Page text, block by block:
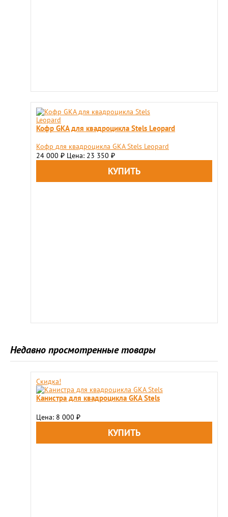
Кофр GKA для квадроцикла Stels Leopard
Кофр для квадроцикла GKA Stels Leopard
24 000 ₽ Цена: 23 350 ₽
Недавно просмотренные товары
Скидка!
Канистра для квадроцикла GKA Stels
Цена: 8 000 ₽